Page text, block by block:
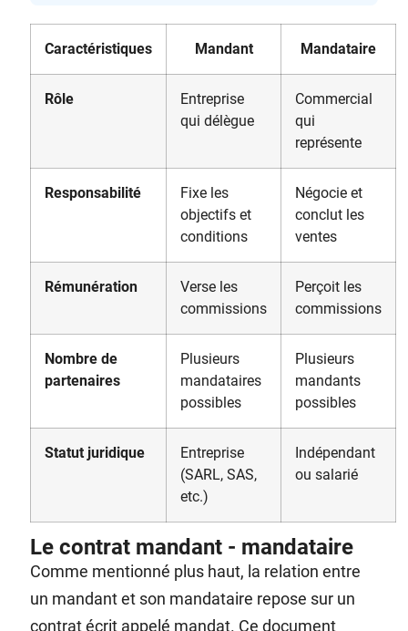
Caractéristiques Mandant Mandataire
Rôle
Entreprise
qui délègue
Commercial
qui
représente
Responsabilité
Fixe les
objectifs et
conditions
Négocie et
conclut les
ventes
Rémunération
Verse les
commissions
Perçoit les
commissions
Nombre de
partenaires
Plusieurs
mandataires
possibles
Plusieurs
mandants
possibles
Statut juridique
Entreprise
(SARL, SAS,
etc.)
Indépendant
ou salarié
Le contrat mandant - mandataire
Comme mentionné plus haut, la relation entre
un mandant et son mandataire repose sur un
contrat écrit appelé mandat. Ce document